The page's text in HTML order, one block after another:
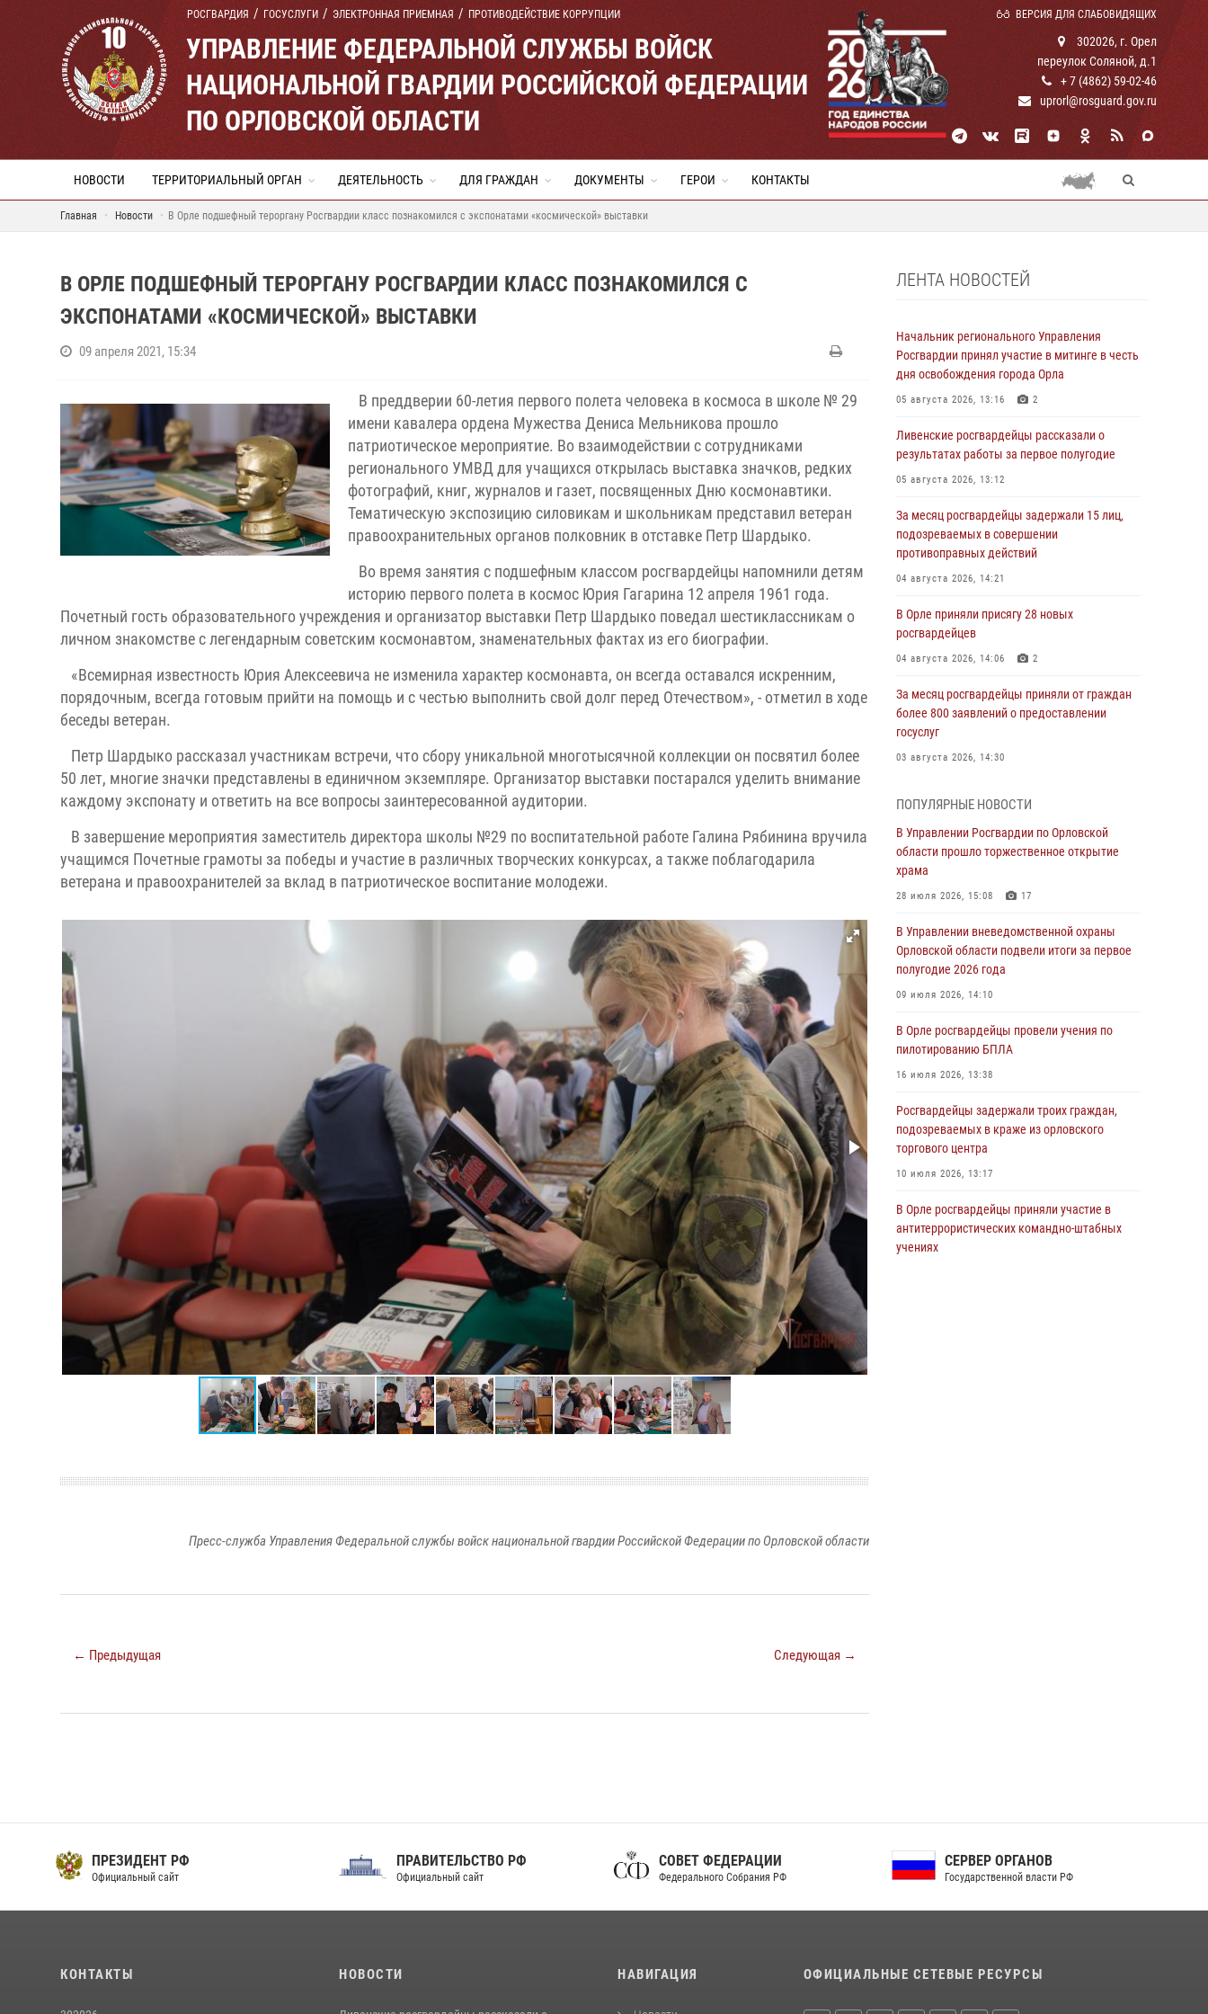
РОСГВАРДИЯ ГОСУСЛУГИ ЭЛЕКТРОННАЯ ПРИЕМНАЯ ПРОТИВОДЕЙСТВИЕ КОРРУПЦИИ ВЕРСИЯ ДЛЯ СЛАБОВИДЯЩИХ
УПРАВЛЕНИЕ ФЕДЕРАЛЬНОЙ СЛУЖБЫ ВОЙСК
НАЦИОНАЛЬНОЙ ГВАРДИИ РОССИЙСКОЙ ФЕДЕРАЦИИ
ПО ОРЛОВСКОЙ ОБЛАСТИ
302026, г. Орел
переулок Соляной, д.1
+ 7 (4862) 59-02-46
uprorl@rosguard.gov.ru
НОВОСТИ ТЕРРИТОРИАЛЬНЫЙ ОРГАН ДЕЯТЕЛЬНОСТЬ ДЛЯ ГРАЖДАН ДОКУМЕНТЫ ГЕРОИ КОНТАКТЫ
Главная Новости В Орле подшефный тероргану Росгвардии класс познакомился с экспонатами «космической» выставки
В ОРЛЕ ПОДШЕФНЫЙ ТЕРОРГАНУ РОСГВАРДИИ КЛАСС ПОЗНАКОМИЛСЯ С
ЭКСПОНАТАМИ «КОСМИЧЕСКОЙ» ВЫСТАВКИ
09 апреля 2021, 15:34
В преддверии 60-летия первого полета человека в космоса в школе № 29
имени кавалера ордена Мужества Дениса Мельникова прошло
патриотическое мероприятие. Во взаимодействии с сотрудниками
регионального УМВД для учащихся открылась выставка значков, редких
фотографий, книг, журналов и газет, посвященных Дню космонавтики.
Тематическую экспозицию силовикам и школьникам представил ветеран
правоохранительных органов полковник в отставке Петр Шардыко.
Во время занятия с подшефным классом росгвардейцы напомнили детям
историю первого полета в космос Юрия Гагарина 12 апреля 1961 года.
Почетный гость образовательного учреждения и организатор выставки Петр Шардыко поведал шестиклассникам о
личном знакомстве с легендарным советским космонавтом, знаменательных фактах из его биографии.
«Всемирная известность Юрия Алексеевича не изменила характер космонавта, он всегда оставался искренним,
порядочным, всегда готовым прийти на помощь и с честью выполнить свой долг перед Отечеством», - отметил в ходе
беседы ветеран.
Петр Шардыко рассказал участникам встречи, что сбору уникальной многотысячной коллекции он посвятил более
50 лет, многие значки представлены в единичном экземпляре. Организатор выставки постарался уделить внимание
каждому экспонату и ответить на все вопросы заинтересованной аудитории.
В завершение мероприятия заместитель директора школы №29 по воспитательной работе Галина Рябинина вручила
учащимся Почетные грамоты за победы и участие в различных творческих конкурсах, а также поблагодарила
ветерана и правоохранителей за вклад в патриотическое воспитание молодежи.
Пресс-служба Управления Федеральной службы войск национальной гвардии Российской Федерации по Орловской области
← Предыдущая Следующая →
ЛЕНТА НОВОСТЕЙ
Начальник регионального Управления
Росгвардии принял участие в митинге в честь
дня освобождения города Орла
05 августа 2026, 13:16 2
Ливенские росгвардейцы рассказали о
результатах работы за первое полугодие
05 августа 2026, 13:12
За месяц росгвардейцы задержали 15 лиц,
подозреваемых в совершении
противоправных действий
04 августа 2026, 14:21
В Орле приняли присягу 28 новых
росгвардейцев
04 августа 2026, 14:06 2
За месяц росгвардейцы приняли от граждан
более 800 заявлений о предоставлении
госуслуг
03 августа 2026, 14:30
время празднования Дня ВДВ
03 августа 2026, 14:23
В Орле росгвардейцы приняли участие в
учениях на избирательном участке
Жительница Мценска сдала в Росгвардию
незарегистрированное ружьё
31 июля 2026, 13:16
Сотрудники Росгвардии пресекли дебош в
орловском кафе
30 июля 2026, 14:27
Росгвардейцы проверили
антитеррористическую защищённость
детских лагерей «Мечта» и «Лесной»
30 июля 2026, 14:22
ПОПУЛЯРНЫЕ НОВОСТИ
В Управлении Росгвардии по Орловской
области прошло торжественное открытие
храма
28 июля 2026, 15:08 17
В Управлении вневедомственной охраны
Орловской области подвели итоги за первое
полугодие 2026 года
09 июля 2026, 14:10
В Орле росгвардейцы провели учения по
пилотированию БПЛА
16 июля 2026, 13:38
Росгвардейцы задержали троих граждан,
подозреваемых в краже из орловского
торгового центра
10 июля 2026, 13:17
В Орле росгвардейцы приняли участие в
антитеррористических командно-штабных
учениях
ПРЕЗИДЕНТ РФ
Официальный сайт
ПРАВИТЕЛЬСТВО РФ
Официальный сайт
СОВЕТ ФЕДЕРАЦИИ
Федерального Собрания РФ
СЕРВЕР ОРГАНОВ
Государственной власти РФ
КОНТАКТЫ НОВОСТИ НАВИГАЦИЯ ОФИЦИАЛЬНЫЕ СЕТЕВЫЕ РЕСУРСЫ